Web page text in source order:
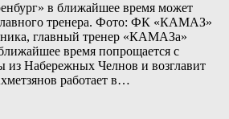
в ближайшее время может
тренера. Фото: ФК «КАМАЗ»
главный тренер «КАМАЗа»
время попрощается с
из Набережных Челнов и возглавит
работает в…